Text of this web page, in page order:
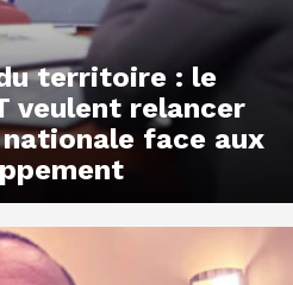
territoire : le
veulent relancer
face aux